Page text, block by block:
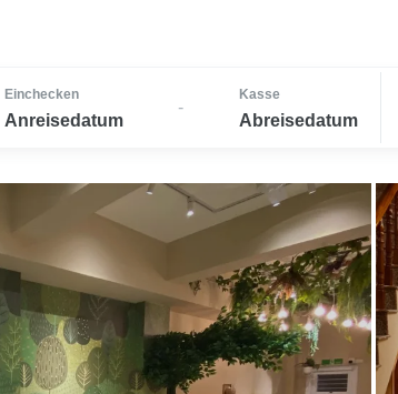
Einchecken
Anreisedatum
-
Kasse
Abreisedatum